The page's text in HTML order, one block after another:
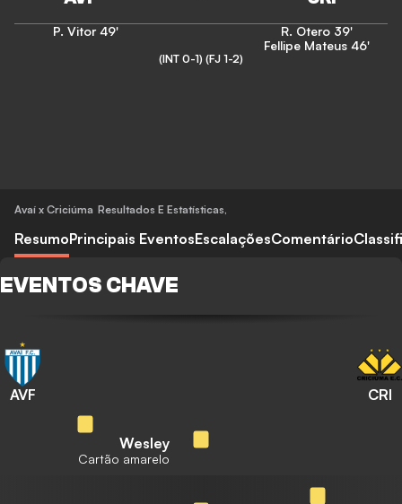
P. Vitor 49' R. Otero 39'
Fellipe Mateus 46'
(INT 0-1) (FJ 1-2)
Avaí x Criciúma Resultados E Estatísticas,
ResumoPrincipais EventosEscalaçõesComentário
EVENTOS CHAVE
AVF CRI
Wesley
Cartão amarelo